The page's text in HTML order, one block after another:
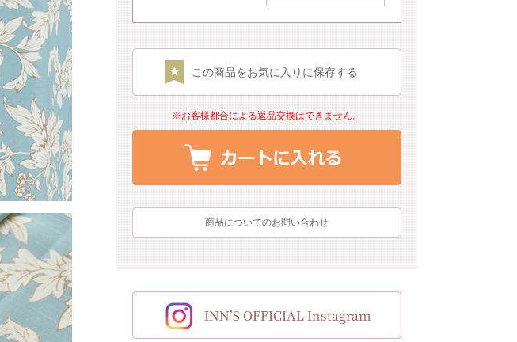
この商品をお気に入りに保存する
※お客様都合による返品交換はできません。
商品についてのお問い合わせ